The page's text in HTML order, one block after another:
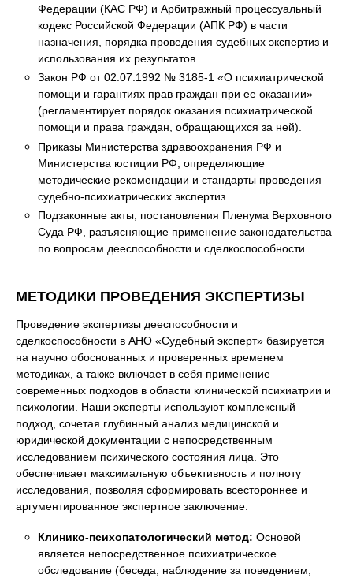
Федерации (КАС РФ) и Арбитражный процессуальный
кодекс Российской Федерации (АПК РФ) в части
назначения, порядка проведения судебных экспертиз и
использования их результатов.
Закон РФ от 02.07.1992 № 3185-1 «О психиатрической
помощи и гарантиях прав граждан при ее оказании»
(регламентирует порядок оказания психиатрической
помощи и права граждан, обращающихся за ней).
Приказы Министерства здравоохранения РФ и
Министерства юстиции РФ, определяющие
методические рекомендации и стандарты проведения
судебно-психиатрических экспертиз.
Подзаконные акты, постановления Пленума Верховного
Суда РФ, разъясняющие применение законодательства
по вопросам дееспособности и сделкоспособности.
МЕТОДИКИ ПРОВЕДЕНИЯ ЭКСПЕРТИЗЫ
Проведение экспертизы дееспособности и
сделкоспособности в АНО «Судебный эксперт» базируется
на научно обоснованных и проверенных временем
методиках, а также включает в себя применение
современных подходов в области клинической психиатрии и
психологии. Наши эксперты используют комплексный
подход, сочетая глубинный анализ медицинской и
юридической документации с непосредственным
исследованием психического состояния лица. Это
обеспечивает максимальную объективность и полноту
исследования, позволяя сформировать всестороннее и
аргументированное экспертное заключение.
Клинико-психопатологический метод: Основой
является непосредственное психиатрическое
обследование (беседа, наблюдение за поведением,